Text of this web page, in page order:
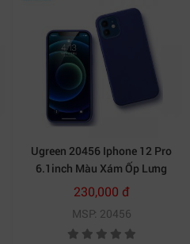
Ugreen 20456 Iphone 12 Pro
6.1inch Màu Xám Ốp Lưng
điện thoại Silicone LP418
20020456
230,000 đ
MSP: 20456